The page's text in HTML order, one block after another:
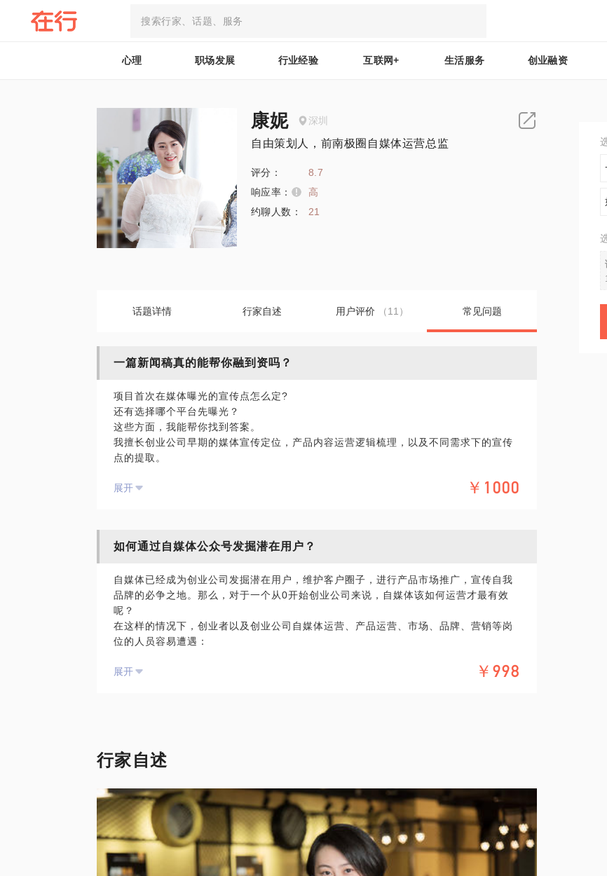
心理 职场发展 行业经验 互联网+ 生活服务 创业融资
康妮 深圳
自由策划人，前南极圈自媒体运营总监
评分：
8.7
响应率：
高
约聊人数：
21
话题详情 行家自述 用户评价 （11） 常见问题
一篇新闻稿真的能帮你融到资吗？
项目首次在媒体曝光的宣传点怎么定?
还有选择哪个平台先曝光？
这些方面，我能帮你找到答案。
我擅长创业公司早期的媒体宣传定位，产品内容运营逻辑梳理，以及不同需求下的宣传
点的提取。
提供服务，积累了丰富的实战经历。
面。
展开 ￥1000
如何通过自媒体公众号发掘潜在用户？
自媒体已经成为创业公司发掘潜在用户，维护客户圈子，进行产品市场推广，宣传自我
品牌的必争之地。那么，对于一个从0开始创业公司来说，自媒体该如何运营才最有效
呢？
在这样的情况下，创业者以及创业公司自媒体运营、产品运营、市场、品牌、营销等岗
位的人员容易遭遇：
话稿的集中发布地...
2、每天在自媒体上发哪些内容对公司最有效？
3、自媒体人才应该怎么招？到哪里招？
题。请把你的问题提前发给我，方便我做更精确的准备，提升见面效率。期待与你的见
面。
展开 ￥998
行家自述